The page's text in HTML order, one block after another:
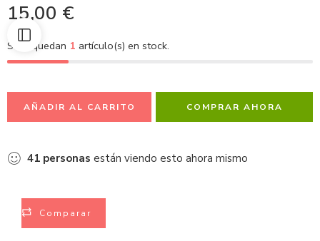
15,00 €
Solo quedan 1 artículo(s) en stock.
AÑADIR AL CARRITO COMPRAR AHORA
41 personas están viendo esto ahora mismo
Comparar